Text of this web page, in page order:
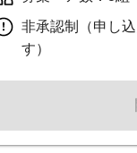
非承認制（申し
す）